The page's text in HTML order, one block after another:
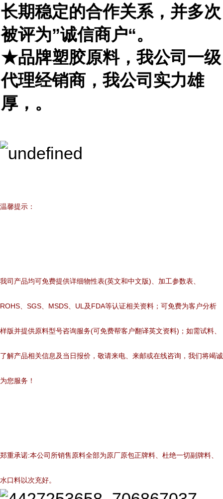
长期稳定的合作关系，并多次
被评为”诚信商户“。
★品牌塑胶原料，我公司 一级
代理经销商，我公司实力雄
厚，。
温馨提示：
我司产品均可免费提供详细物性表(英文和中文版)、加工参数表、
ROHS、SGS、MSDS、UL及FDA等认证相关资料；可免费为客户分析
样版并提供原料型号咨询服务(可免费帮客户翻译英文资料)；如需试料、
了解产品相关信息及当日报价，敬请来电、来邮或在线咨询，我们将竭诚
为您服务！
郑重承诺:本公司所销售原料全部为原厂原包正牌料、杜绝一切副牌料、
水口料以次充好。